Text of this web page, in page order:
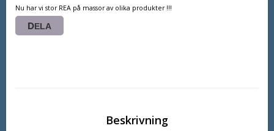
Nu har vi stor REA på massor av olika produkter !!!
DELA
Beskrivning